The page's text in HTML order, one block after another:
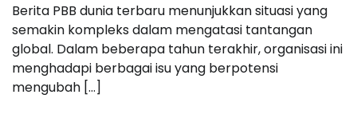
Berita PBB dunia terbaru menunjukkan situasi yang
semakin kompleks dalam mengatasi tantangan
global. Dalam beberapa tahun terakhir, organisasi ini
menghadapi berbagai isu yang berpotensi
mengubah […]